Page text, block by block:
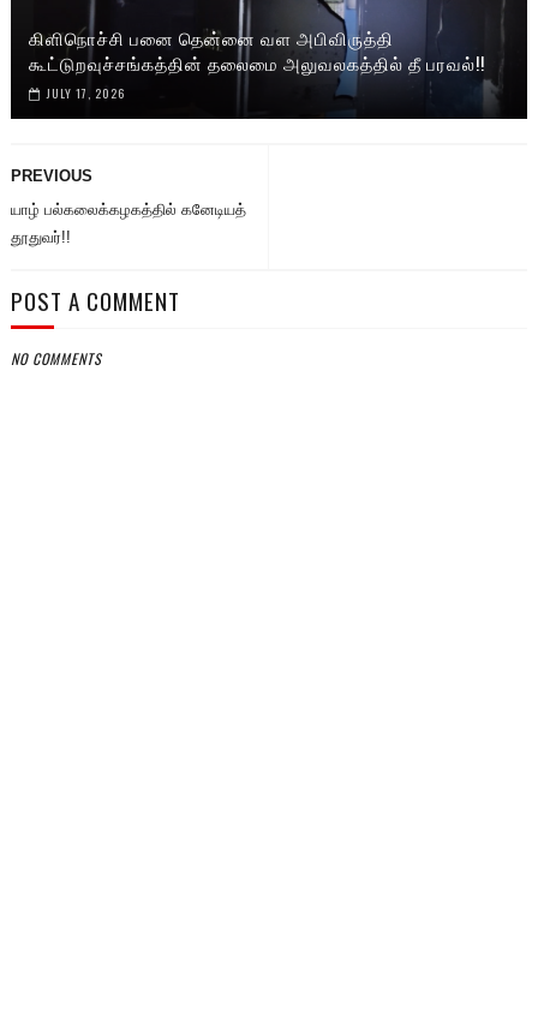
கிளிநொச்சி பனை தென்னை வள அபிவிருத்தி
கூட்டுறவுச்சங்கத்தின் தலைமை அலுவலகத்தில் தீ பரவல்!!
JULY 17, 2026
PREVIOUS
யாழ் பல்கலைக்கழகத்தில் கனேடியத்
தூதுவர்!!
POST A COMMENT
NO COMMENTS